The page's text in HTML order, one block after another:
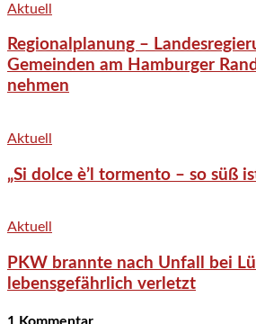
Aktuell
Regionalplanung –
Gemeinden am Hamburger
nehmen
Aktuell
„Si dolce è’l tormento – so süß
Aktuell
PKW brannte nach Unfall bei
lebensgefährlich verletzt